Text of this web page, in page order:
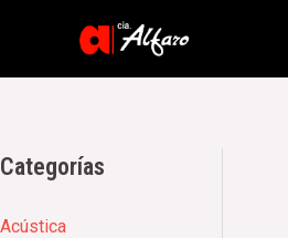
Categorías
Acústica